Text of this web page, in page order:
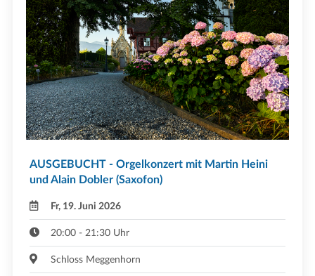
AUSGEBUCHT - Orgelkonzert mit Martin Heini
und Alain Dobler (Saxofon)
Fr, 19. Juni 2026
20:00 - 21:30 Uhr
Schloss Meggenhorn